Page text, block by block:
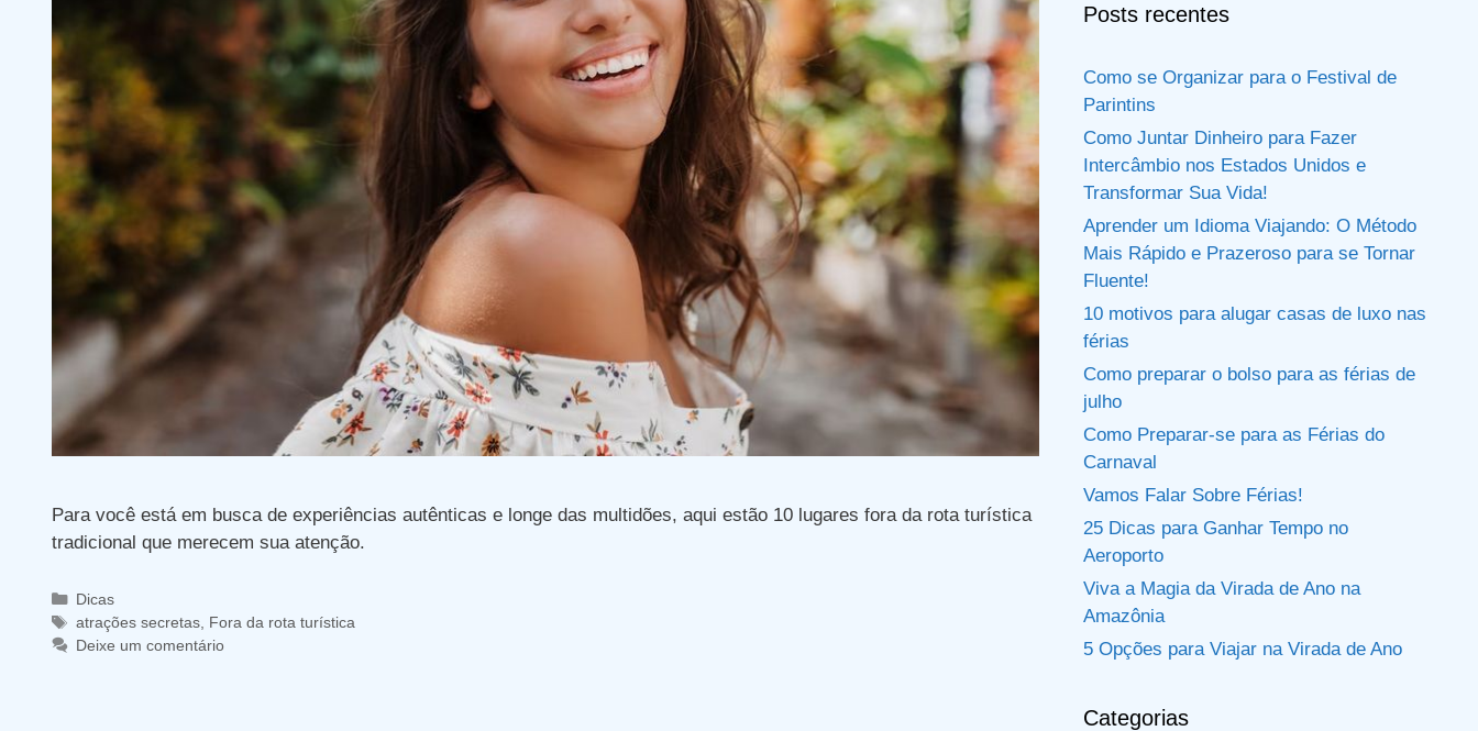
Para você está em busca de experiências autênticas e longe das multidões, aqui estão 10 lugares fora da rota turística
tradicional que merecem sua atenção.
Categorias
Dicas
Tags
atrações secretas, Fora da rota turística
Deixe um comentário
Posts recentes
Como se Organizar para o Festival de
Parintins
Como Juntar Dinheiro para Fazer
Intercâmbio nos Estados Unidos e
Transformar Sua Vida!
Aprender um Idioma Viajando: O Método
Mais Rápido e Prazeroso para se Tornar
Fluente!
10 motivos para alugar casas de luxo nas
férias
Como preparar o bolso para as férias de
julho
Como Preparar-se para as Férias do
Carnaval
Vamos Falar Sobre Férias!
25 Dicas para Ganhar Tempo no
Aeroporto
Viva a Magia da Virada de Ano na
Amazônia
5 Opções para Viajar na Virada de Ano
Categorias